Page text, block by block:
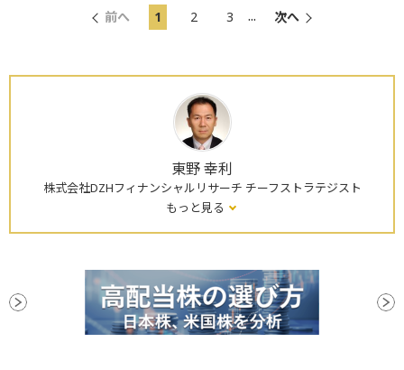
前へ 1 2 3 ... 次へ
東野 幸利
株式会社DZHフィナンシャルリサーチ チーフストラテジスト
もっと見る